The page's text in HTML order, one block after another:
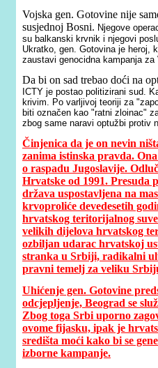
Vojska gen. Gotovine nije
susjednoj Bosni. Njegove
su balkanski krvnik i njegovi
Ukratko, gen. Gotovina je heroj,
zaustavi genocidna kampanja za
Da bi on sad trebao doći na
ICTY je postao politizirani sud.
krivim. Po varljivoj teoriji za
biti označen kao "ratni zloinac"
zbog same naravi optužbi protiv
Činjenica da je on nevin
zanima istinska pravda.
o raspadu Jugoslavije.
Hrvatske od 1991. Presuda
država uspostavljena na
krvoproliće devedesetih
hrvatskog teritorijalnog
velikih dijelova hrvatskog
ozbiljan udarac hrvatskoj
stranka u Srbiji, radikalni
pravni temelj za veliku
Uhićenje gen. Gotovine
odcjepljenje, Beograd se
Zbog toga Srbi uporno
ovome fijasku, ipak je
središta moći kako bi se
izborne kampanje.